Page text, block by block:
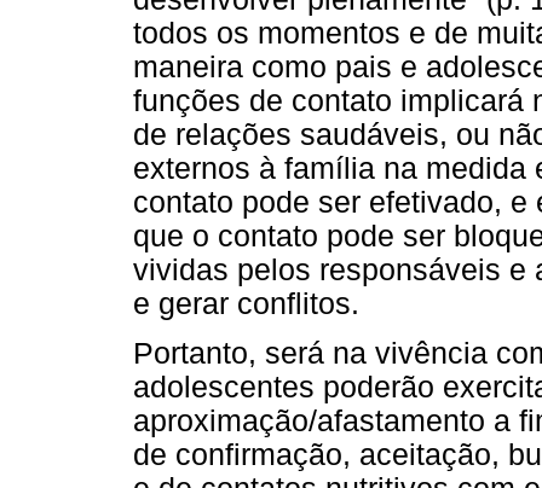
todos os momentos e de
maneira como pais e
funções de contato implicará
de relações saudáveis, ou
externos à família na medida
contato pode ser efetivado,
que o contato pode ser
vividas pelos responsáveis e
e gerar conflitos.
Portanto, será na vivência
adolescentes poderão
aproximação/afastamento a
de confirmação, aceitação,